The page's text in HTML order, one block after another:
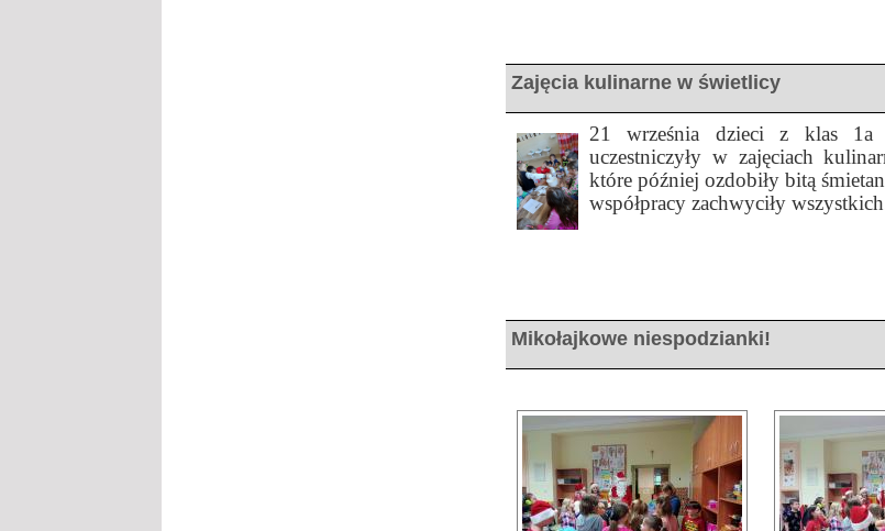
Zajęcia kulinarne w świetlicy
21 września dzieci z klas 1a
uczestniczyły w zajęciach
które później ozdobiły bitą
współpracy zachwyciły
Mikołajkowe niespodzianki!